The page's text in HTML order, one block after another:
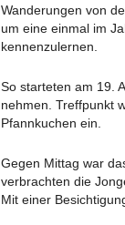
Wanderungen von
um eine einmal im
kennenzulernen.
So starteten am 19.
nehmen. Treffpunkt
Pfannkuchen ein.
Gegen Mittag war
verbrachten die
Mit einer